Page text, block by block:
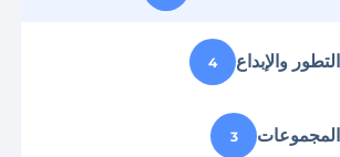
التطور والإبداع 4
المجموعات 3